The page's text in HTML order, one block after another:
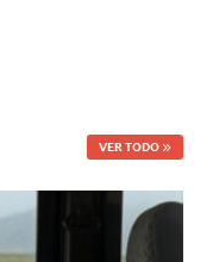
VER TODO